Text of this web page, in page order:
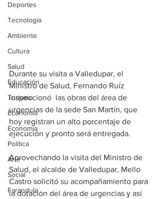
Deportes
Tecnologia
Ambiente
Cultura
Salud
Educación
Turismo
Economía
Economía
Política
Arte
Social
Farandula
Durante su visita a Valledupar, el
Ministro de Salud, Fernando Ruíz
inspeccionó  las obras del área de
urgencias de la sede San Martín, que
hoy registran un alto porcentaje de
ejecución y pronto será entregada.
Aprovechando la visita del Ministro de
Salud, el alcalde de Valledupar, Mello
Castro solicitó su acompañamiento para
la dotación del área de urgencias y así